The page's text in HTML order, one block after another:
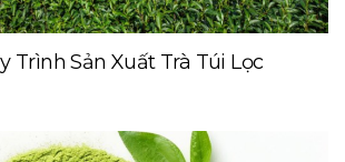
Trình Sản Xuất Trà Túi Lọc